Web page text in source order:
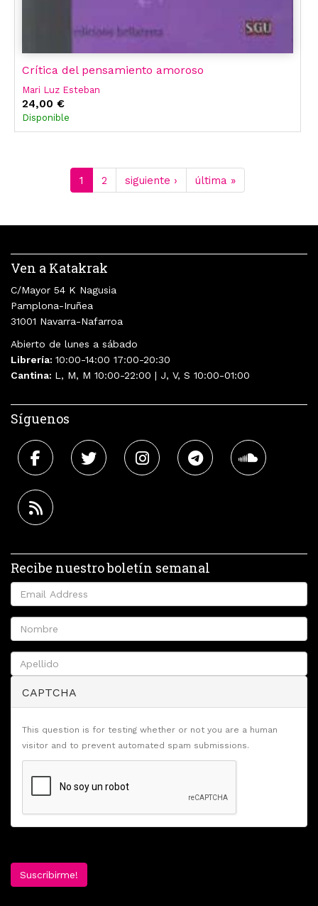
Crítica del pensamiento amoroso
Mari Luz Esteban
24,00 €
Disponible
1 2 siguiente › última »
Ven a Katakrak
C/Mayor 54 K Nagusia
Pamplona-Iruñea
31001 Navarra-Nafarroa
Abierto de lunes a sábado
Librería: 10:00-14:00 17:00-20:30
Cantina: L, M, M 10:00-22:00 | J, V, S 10:00-01:00
Síguenos
Recibe nuestro boletín semanal
CAPTCHA
This question is for testing whether or not you are a human
visitor and to prevent automated spam submissions.
Suscribirme!